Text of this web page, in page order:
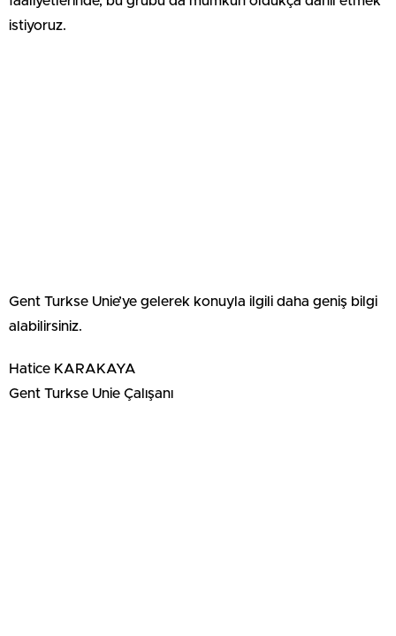
istiyoruz.
Gent Turkse Unie’ye gelerek konuyla ilgili daha geniş bilgi
alabilirsiniz.
Hatice KARAKAYA
Gent Turkse Unie Çalışanı